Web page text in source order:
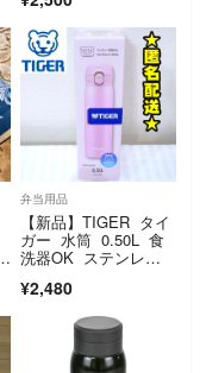
弁当用品
【新品】TIGER タイ
ガー 水筒 0.50L 食
洗器OK ステンレス
¥2,480